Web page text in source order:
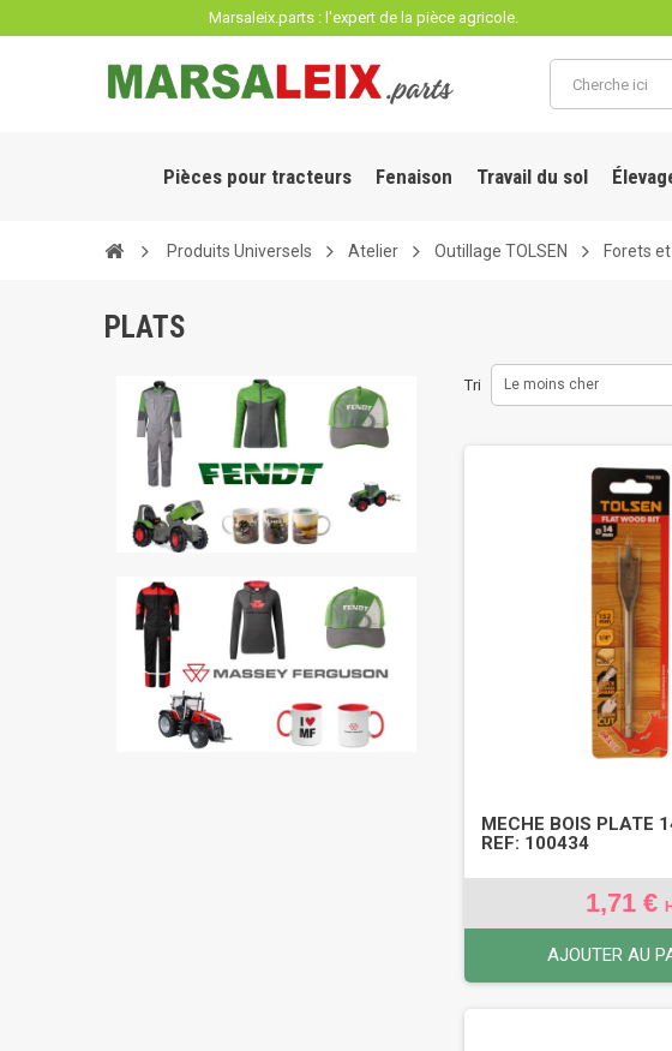
Marsaleix.parts : l'expert de la pièce agricole.
Pièces pour tracteurs Fenaison Travail du sol
Produits Universels Atelier Outillage TOLSEN Forets
PLATS
Tri Le moins cher
MECHE BOIS PLATE
REF: 100434
1,71 €
AJOUTER AU
Panneau de gestion des cookies